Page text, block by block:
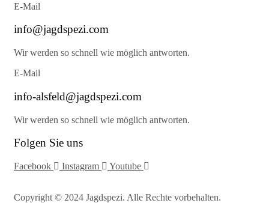
E-Mail
info@jagdspezi.com
Wir werden so schnell wie möglich antworten.
E-Mail
info-alsfeld@jagdspezi.com
Wir werden so schnell wie möglich antworten.
Folgen Sie uns
Facebook Instagram Youtube
Copyright © 2024 Jagdspezi. Alle Rechte vorbehalten.